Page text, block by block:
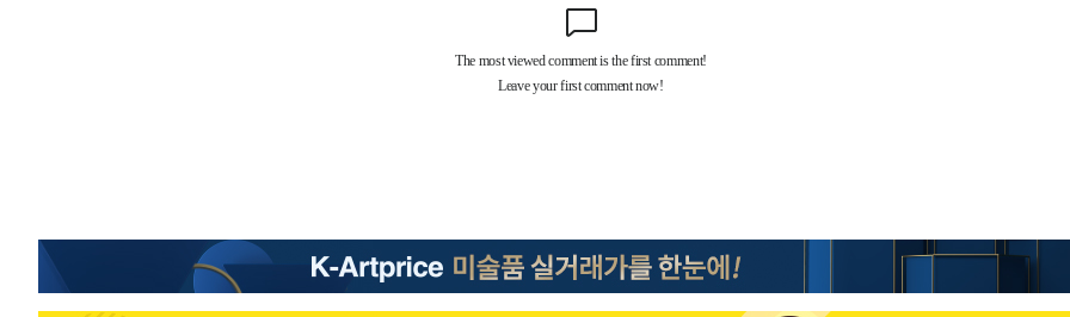
[속보]與 대표 경선 제주·인천 당원투표…金 47.75%·鄭 42.08%·
[속보]與 당대표 경선, 제주·인천 권리당원 투표 김민석 승리
3시간 전 >
강릉에 시간당 81.4㎜ 물폭탄…도로 잠기고 담벼락 붕괴
4시간 전 >
백운산서 80년근 천종산삼 9뿌리 발견…감정가 1.3억원